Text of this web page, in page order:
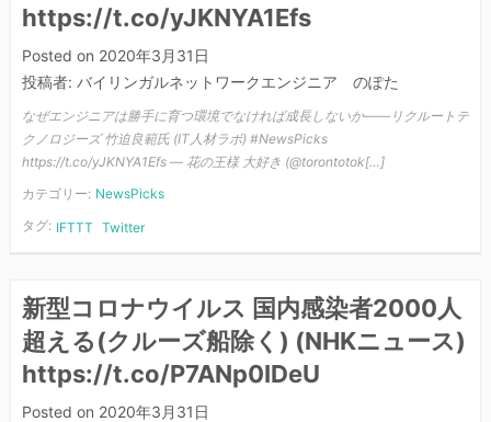
https://t.co/yJKNYA1Efs
Posted on 2020年3月31日
投稿者: バイリンガルネットワークエンジニア のぽた
なぜエンジニアは勝手に育つ環境でなければ成長しないか――リクルートテ
クノロジーズ 竹迫良範氏 (IT人材ラボ) #NewsPicks
https://t.co/yJKNYA1Efs — 花の王様 大好き (@torontotok[…]
カテゴリー: NewsPicks
タグ: IFTTT Twitter
新型コロナウイルス 国内感染者2000人
超える(クルーズ船除く) (NHKニュース)
https://t.co/P7ANp0IDeU
Posted on 2020年3月31日